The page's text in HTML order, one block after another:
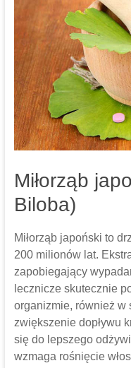
Miłorząb
Biloba)
Miłorząb japoński to
200 milionów lat.
zapobiegający
lecznicze skutecznie
organizmie, również w
zwiększenie dopływu
się do lepszego
wzmaga rośnięcie